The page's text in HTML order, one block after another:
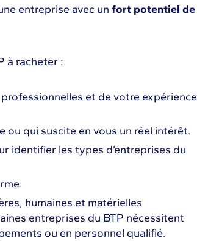
entreprise avec un fort potentiel de
à racheter :
et de votre expérience
ou qui suscite en vous un réel intérêt.
identifier les types d’entreprises du
humaines et matérielles
entreprises du BTP nécessitent
ou en personnel qualifié.